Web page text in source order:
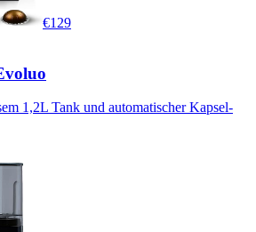
€129
1,2L Tank und automatischer Kapsel-